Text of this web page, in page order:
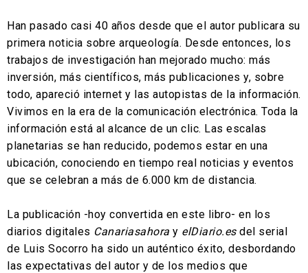
Han pasado casi 40 años desde que el autor publicara su
primera noticia sobre arqueología. Desde entonces, los
trabajos de investigación han mejorado mucho: más
inversión, más científicos, más publicaciones y, sobre
todo, apareció internet y las autopistas de la información.
Vivimos en la era de la comunicación electrónica. Toda la
información está al alcance de un clic. Las escalas
planetarias se han reducido, podemos estar en una
ubicación, conociendo en tiempo real noticias y eventos
que se celebran a más de 6.000 km de distancia.
La publicación -hoy convertida en este libro- en los
diarios digitales Canariasahora y elDiario.esdel serial
de Luis Socorro ha sido un auténtico éxito, desbordando
las expectativas del autor y de los medios que